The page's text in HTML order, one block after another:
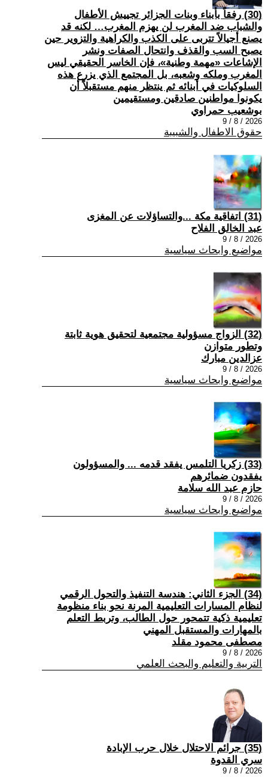
(30) رفقاً بأبناء وبنات الجزائر تجييش الأطفال
والشباب ضد المغرب لن يهزم المغرب… لكنه قد
يصنع أجيالاً تتربى على الكذب والكراهية والتزوير حين
يصبح السب والقذف وانتحال الصفات ونشر
الإشاعات «مهمة وطنية»، فإن الخاسر الحقيقي ليس
المغرب وملكه وشعبه، بل المجتمع الذي يزرع هذه
السلوكيات في أبنائه ثم ينتظر منهم مستقبلاً أن
يكونوا مواطنين صادقين ومستقيمين
بوشعيب حمراوي
2026 / 8 / 9
حقوق الاطفال والشبيبة
(31) اتفاقية مكة ...والتساؤلات عن المغزى
عبد الخالق الفلاح
2026 / 8 / 9
مواضيع وابحاث سياسية
(32) الزواج مسؤولية مجتمعية لتحقيق هوية ثابتة
وتطور متوازن
عزالدين مبارك
2026 / 8 / 9
مواضيع وابحاث سياسية
(33) زكريا التلمس يفقد قدمه ... والمسؤولون
يفقدون ضمائرهم
حازم عبد الله سلامة
2026 / 8 / 9
مواضيع وابحاث سياسية
(34) الجزء الثاني: هندسة التنفيذ والتحول الرقمي
لنظام المسارات التعليمية المرنة نحو بناء منظومة
تعليمية ذكية تتمحور حول الطالب، وتربط التعلم
بالمهارات والمستقبل المهني
مصطفى محمود مقلد
2026 / 8 / 9
التربية والتعليم والبحث العلمي
(35) جرائم الاحتلال خلال حرب الإبادة
سري القدوة
2026 / 8 / 9